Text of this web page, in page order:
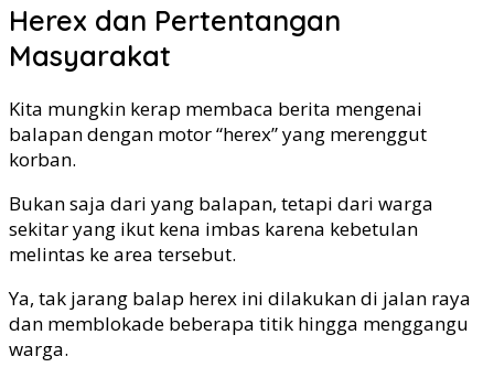
Herex dan Pertentangan
Masyarakat
Kita mungkin kerap membaca berita mengenai
balapan dengan motor “herex” yang merenggut
korban.
Bukan saja dari yang balapan, tetapi dari warga
sekitar yang ikut kena imbas karena kebetulan
melintas ke area tersebut.
Ya, tak jarang balap herex ini dilakukan di jalan raya
dan memblokade beberapa titik hingga menggangu
warga.